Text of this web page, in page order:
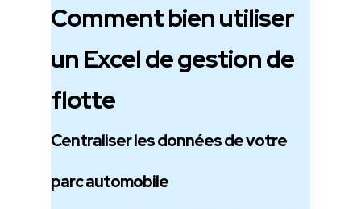
Comment bien utiliser
un Excel de gestion de
flotte
Centraliser les données de votre
parc automobile